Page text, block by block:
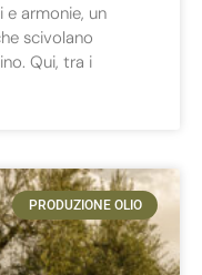
e armonie, un
scivolano
Qui, tra i
PRODUZIONE OLIO